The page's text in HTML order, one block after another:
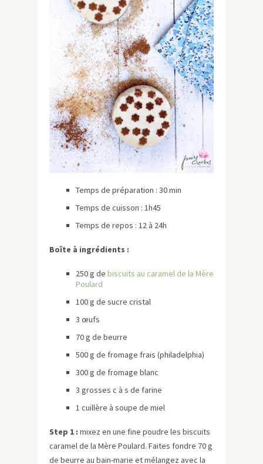
Temps de préparation : 30 min
Temps de cuisson : 1h45
Temps de repos : 12 à 24h
Boîte à ingrédients :
250 g de biscuits au caramel de la Mère
Poulard
100 g de sucre cristal
3 œufs
70 g de beurre
500 g de fromage frais (philadelphia)
300 g de fromage blanc
3 grosses c à s de farine
1 cuillère à soupe de miel
Step 1 : mixez en une fine poudre les biscuits
caramel de la Mère Poulard. Faites fondre 70 g
de beurre au bain-marie et mélangez avec la